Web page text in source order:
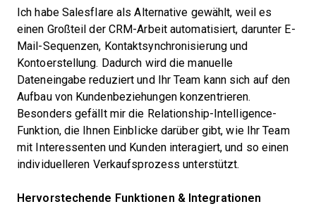
Ich habe Salesflare als Alternative gewählt, weil es
einen Großteil der CRM-Arbeit automatisiert, darunter E-
Mail-Sequenzen, Kontaktsynchronisierung und
Kontoerstellung. Dadurch wird die manuelle
Dateneingabe reduziert und Ihr Team kann sich auf den
Aufbau von Kundenbeziehungen konzentrieren.
Besonders gefällt mir die Relationship-Intelligence-
Funktion, die Ihnen Einblicke darüber gibt, wie Ihr Team
mit Interessenten und Kunden interagiert, und so einen
individuelleren Verkaufsprozess unterstützt.
Hervorstechende Funktionen & Integrationen